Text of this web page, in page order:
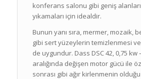
konferans salonu gibi geniş
yıkamaları için idealdir.
Bunun yanı sıra, mermer, mozaik,
gibi sert yüzeylerin temizlenmesi
de uygundur. Dass DSC 42, 0,75 kw
aralığında değişen motor gücü ile
sonrası gibi ağır kirlenmenin